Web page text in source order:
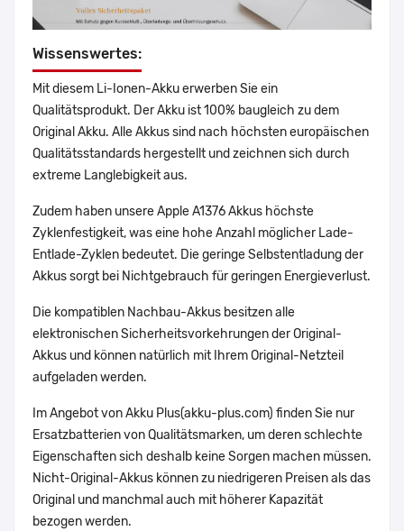
Wissenswertes:
Mit diesem Li-Ionen-Akku erwerben Sie ein
Qualitätsprodukt. Der Akku ist 100% baugleich zu dem
Original Akku. Alle Akkus sind nach höchsten europäischen
Qualitätsstandards hergestellt und zeichnen sich durch
extreme Langlebigkeit aus.
Zudem haben unsere Apple A1376 Akkus höchste
Zyklenfestigkeit, was eine hohe Anzahl möglicher Lade-
Entlade-Zyklen bedeutet. Die geringe Selbstentladung der
Akkus sorgt bei Nichtgebrauch für geringen Energieverlust.
Die kompatiblen Nachbau-Akkus besitzen alle
elektronischen Sicherheitsvorkehrungen der Original-
Akkus und können natürlich mit Ihrem Original-Netzteil
aufgeladen werden.
Im Angebot von Akku Plus(akku-plus.com) finden Sie nur
Ersatzbatterien von Qualitätsmarken, um deren schlechte
Eigenschaften sich deshalb keine Sorgen machen müssen.
Nicht-Original-Akkus können zu niedrigeren Preisen als das
Original und manchmal auch mit höherer Kapazität
bezogen werden.